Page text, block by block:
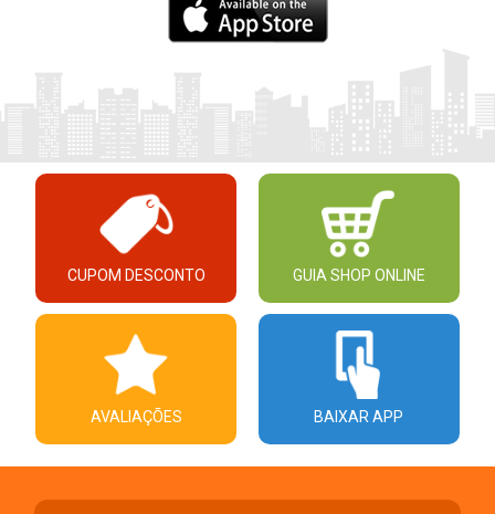
CUPOM DESCONTO GUIA SHOP ONLINE
AVALIAÇÕES BAIXAR APP